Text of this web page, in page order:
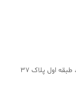
اول پلاک 37